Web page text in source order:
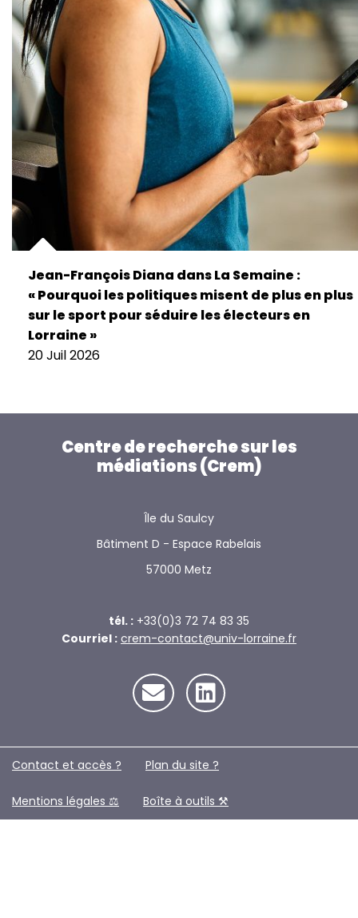
Jean-François Diana dans La Semaine :
« Pourquoi les politiques misent de plus en plus
sur le sport pour séduire les électeurs en
Lorraine »
20 Juil 2026
Centre de recherche sur les
médiations (Crem)
Île du Saulcy
Bâtiment D - Espace Rabelais
57000 Metz
tél. : +33(0)3 72 74 83 35
Courriel : crem-contact@univ-lorraine.fr
Contact et accès ? Plan du site ?️
Mentions légales ⚖️ Boîte à outils ⚒️